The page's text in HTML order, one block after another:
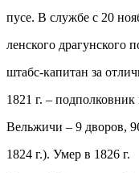
пусе. В службе с 20
ленского драгунского
штабс-капитан за
1821 г. –
Вельжичи – 9 дворов,
1824 г.). Умер в 1826 г.